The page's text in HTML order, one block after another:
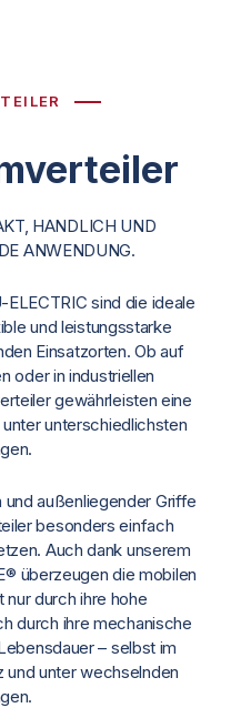
HANDLICH UND
ANWENDUNG.
sind die ideale
und leistungsstarke
Einsatzorten. Ob auf
oder in industriellen
gewährleisten eine
unterschiedlichsten
außenliegender Griffe
besonders einfach
Auch dank unserem
überzeugen die mobilen
durch ihre hohe
durch ihre mechanische
– selbst im
und unter wechselnden